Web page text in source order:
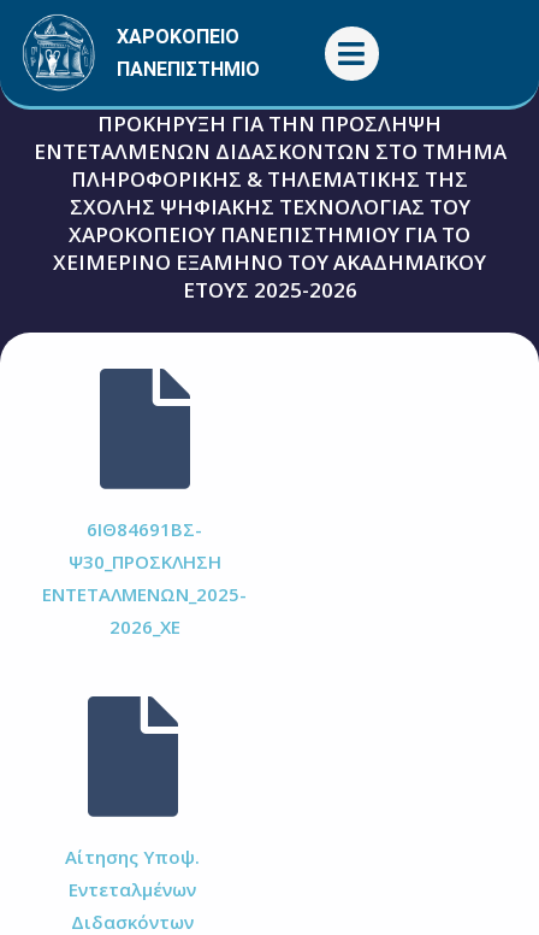
Μετάβαση
στο
περιεχόμενο
ΧΑΡΟΚΟΠΕΙΟ
ΠΑΝΕΠΙΣΤΗΜΙΟ
ΠΡΟΚΗΡΥΞΗ ΓΙΑ ΤΗΝ ΠΡΟΣΛΗΨΗ
ΕΝΤΕΤΑΛΜΕΝΩΝ ΔΙΔΑΣΚΟΝΤΩΝ ΣΤΟ ΤΜΗΜΑ
ΠΛΗΡΟΦΟΡΙΚΗΣ & ΤΗΛΕΜΑΤΙΚΗΣ ΤΗΣ
ΣΧΟΛΗΣ ΨΗΦΙΑΚΗΣ ΤΕΧΝΟΛΟΓΙΑΣ ΤΟΥ
ΧΑΡΟΚΟΠΕΙΟΥ ΠΑΝΕΠΙΣΤΗΜΙΟΥ ΓΙΑ ΤΟ
ΧΕΙΜΕΡΙΝΟ ΕΞΑΜΗΝΟ ΤΟΥ ΑΚΑΔΗΜΑΪΚΟΥ
ΕΤΟΥΣ 2025-2026
Προκηρύξεις - Προσκλήσεις
6ΙΘ84691ΒΣ-
Ψ30_ΠΡΟΣΚΛΗΣΗ
ΕΝΤΕΤΑΛΜΕΝΩΝ_2025-
2026_ΧΕ
Αίτησης Υποψ.
Εντεταλμένων
Διδασκόντων